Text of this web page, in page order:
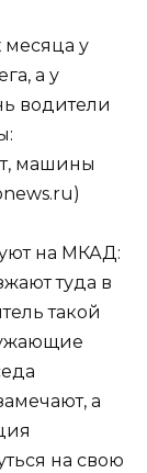
месяца у
а у
водители
машины
на МКАД:
туда в
такой
а
на свою